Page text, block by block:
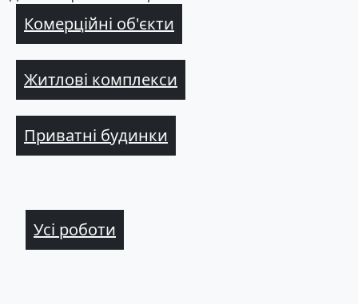
Комерційні об'єкти
Житлові комплекси
Приватні будинки
Усі роботи